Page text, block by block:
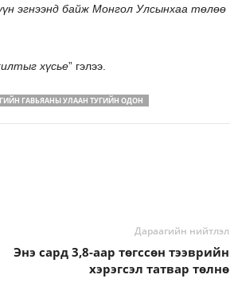
эгнээнд байж Монгол Улсынхаа төлөө
хүсье” гэлээ.
ГАВЬЯАНЫ УЛААН ТУГИЙН ОДОН
Дараагийн нийтлэл
Энэ сард 3,8-аар төгссөн тээврийн
хэрэгсэл татвар төлнө